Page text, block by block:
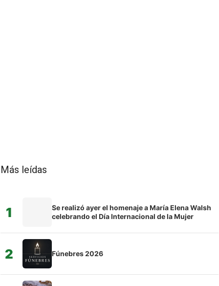
Más leídas
1
Se realizó ayer el homenaje a María Elena Walsh
celebrando el Día Internacional de la Mujer
2 Fúnebres 2026